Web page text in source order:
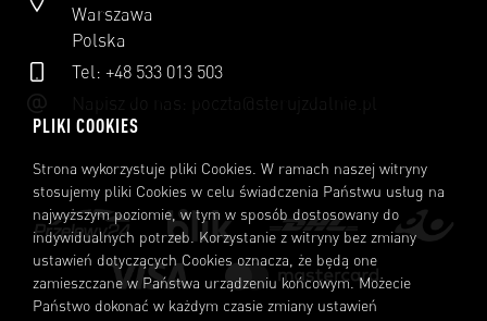
Warszawa
Polska
Tel: +48 533 013 503
Napisz do nas: poczta@sterujzdalnie.pl
PLIKI COOKIES
Strona wykorzystuje pliki Cookies. W ramach naszej witryny
stosujemy pliki Cookies w celu świadczenia Państwu usług na
najwyższym poziomie, w tym w sposób dostosowany do
indywidualnych potrzeb. Korzystanie z witryny bez zmiany
ustawień dotyczących Cookies oznacza, że będą one
zamieszczane w Państwa urządzeniu końcowym. Możecie
Państwo dokonać w każdym czasie zmiany ustawień